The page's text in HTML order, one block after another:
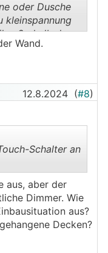
oder Dusche
kleinspannung
außerhalb der
Dimmer
Dimmen die
an der Wand
Wand.
12.8.2024 (#8)
Schalter an
aus, aber der
Dimmer. Wie
aus?
Decken?